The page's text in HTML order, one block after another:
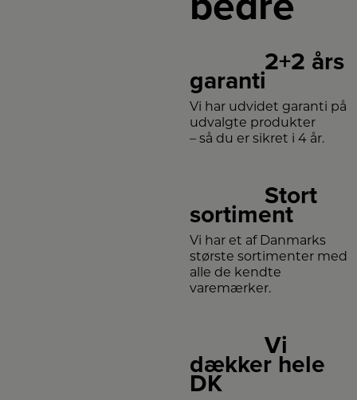
2+2 års
garanti
Vi har udvidet garanti på
udvalgte produkter
– så du er sikret i 4 år.
Stort
sortiment
Vi har et af Danmarks
største sortimenter med
alle de kendte
varemærker.
Vi
dækker hele
DK